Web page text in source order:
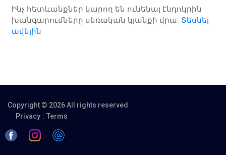
Ինչ հետևանքներ կարող են ունենալ էնդոկրին
խանգարումները սեռական կյանքի վրա: Տեսնել
ավելին
Copyright © 2026 All rights reserved
Privacy : Terms